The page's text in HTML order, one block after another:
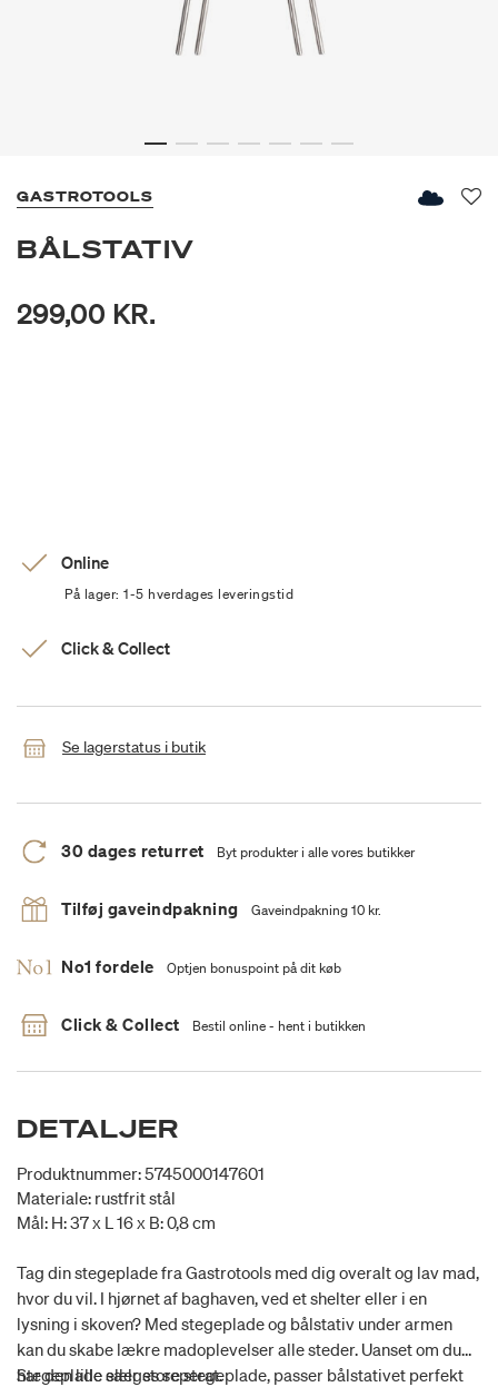
GASTROTOOLS
BÅLSTATIV
299,00 KR.
Online
På lager: 1-5 hverdages leveringstid
Click & Collect
Se lagerstatus i butik
30 dages returret Byt produkter i alle vores butikker
Tilføj gaveindpakning Gaveindpakning 10 kr.
No1 fordele Optjen bonuspoint på dit køb
Click & Collect Bestil online - hent i butikken
DETALJER
Produktnummer: 5745000147601
Materiale: rustfrit stål
Mål: H: 37 x L 16 x B: 0,8 cm
Tag din stegeplade fra Gastrotools med dig overalt og lav mad,
hvor du vil. I hjørnet af baghaven, ved et shelter eller i en
lysning i skoven? Med stegeplade og bålstativ under armen
kan du skabe lækre madoplevelser alle steder. Uanset om du
har den lille eller store stegeplade, passer bålstativet perfekt
Stegeplade sælges seperat.